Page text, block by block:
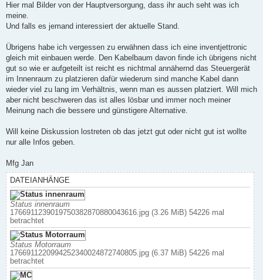
r
a
Hier mal Bilder von der Hauptversorgung, dass ihr auch seht was ich
meine.
Und falls es jemand interessiert der aktuelle Stand.
Übrigens habe ich vergessen zu erwähnen dass ich eine inventjettronic
gleich mit einbauen werde. Den Kabelbaum davon finde ich übrigens nicht
gut so wie er aufgeteilt ist reicht es nichtmal annähernd das Steuergerät
im Innenraum zu platzieren dafür wiederum sind manche Kabel dann
wieder viel zu lang im Verhältnis, wenn man es aussen platziert. Will mich
aber nicht beschweren das ist alles lösbar und immer noch meiner
Meinung nach die bessere und günstigere Alternative.
Will keine Diskussion lostreten ob das jetzt gut oder nicht gut ist wollte
nur alle Infos geben.
Mfg Jan
DATEIANHÄNGE
Status innenraum
1766911239019750382870880043616.jpg (3.26 MiB) 54226 mal
betrachtet
Status Motorraum
1766911220994252340024872740805.jpg (6.37 MiB) 54226 mal
betrachtet